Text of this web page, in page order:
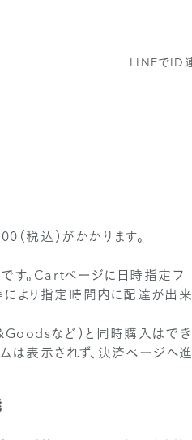
LINEでID
税込）がかかります。
す。Cartページに日時指定フ
により指定時間内に配達が出来
など）と同時購入はでき
は表示されず、決済ページへ進